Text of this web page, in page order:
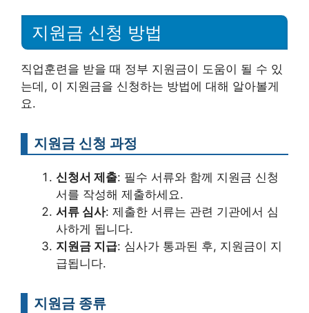
지원금 신청 방법
직업훈련을 받을 때 정부 지원금이 도움이 될 수 있
는데, 이 지원금을 신청하는 방법에 대해 알아볼게
요.
지원금 신청 과정
신청서 제출: 필수 서류와 함께 지원금 신청
서를 작성해 제출하세요.
서류 심사: 제출한 서류는 관련 기관에서 심
사하게 됩니다.
지원금 지급: 심사가 통과된 후, 지원금이 지
급됩니다.
지원금 종류